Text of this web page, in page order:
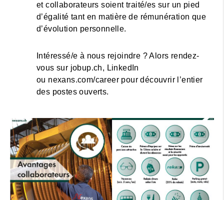
et collaborateurs soient traité/es sur un pied
d’égalité tant en matière de rémunération que
d’évolution personnelle.
Intéressé/e à nous rejoindre ? Alors rendez-
vous sur jobup.ch, LinkedIn
ou nexans.com/career pour découvrir l’entier
des postes ouverts.